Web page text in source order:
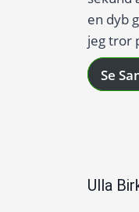
en dyb
jeg tror
Se
Ulla